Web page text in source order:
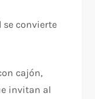
se convierte
cajón,
invitan al